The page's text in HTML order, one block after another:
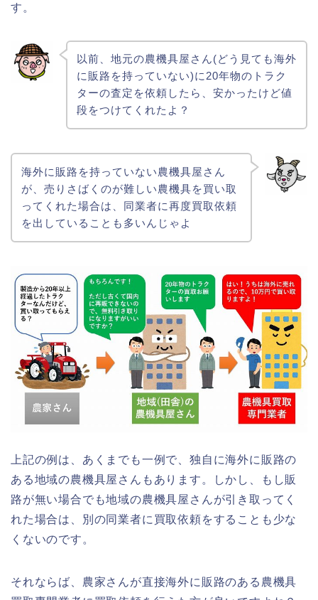
す。
以前、地元の農機具屋さん(どう見ても海外
に販路を持っていない)に20年物のトラク
ターの査定を依頼したら、安かったけど値
段をつけてくれたよ？
海外に販路を持っていない農機具屋さん
が、売りさばくのが難しい農機具を買い取
ってくれた場合は、同業者に再度買取依頼
を出していることも多いんじゃよ
上記の例は、あくまでも一例で、独自に海外に販路の
ある地域の農機具屋さんもあります。しかし、もし販
路が無い場合でも地域の農機具屋さんが引き取ってく
れた場合は、別の同業者に買取依頼をすることも少な
くないのです。
それならば、農家さんが直接海外に販路のある農機具